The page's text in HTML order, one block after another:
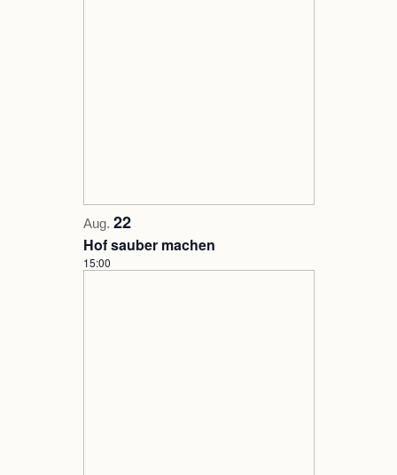
Aug. 22
Hof sauber machen
15:00